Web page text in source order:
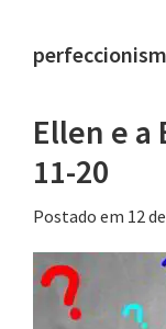
saiba
Ellen e
11-20
Postado em 12